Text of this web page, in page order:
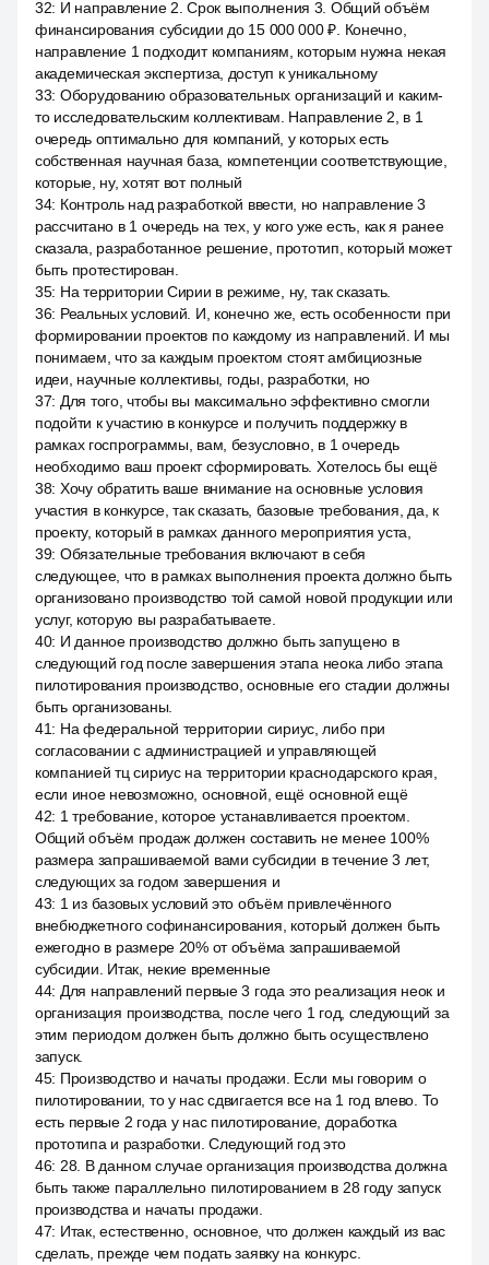
32: И направление 2. Срок выполнения 3. Общий объём
финансирования субсидии до 15 000 000 ₽. Конечно,
направление 1 подходит компаниям, которым нужна некая
академическая экспертиза, доступ к уникальному
33: Оборудованию образовательных организаций и каким-
то исследовательским коллективам. Направление 2, в 1
очередь оптимально для компаний, у которых есть
собственная научная база, компетенции соответствующие,
которые, ну, хотят вот полный
34: Контроль над разработкой ввести, но направление 3
рассчитано в 1 очередь на тех, у кого уже есть, как я ранее
сказала, разработанное решение, прототип, который может
быть протестирован.
35: На территории Сирии в режиме, ну, так сказать.
36: Реальных условий. И, конечно же, есть особенности при
формировании проектов по каждому из направлений. И мы
понимаем, что за каждым проектом стоят амбициозные
идеи, научные коллективы, годы, разработки, но
37: Для того, чтобы вы максимально эффективно смогли
подойти к участию в конкурсе и получить поддержку в
рамках госпрограммы, вам, безусловно, в 1 очередь
необходимо ваш проект сформировать. Хотелось бы ещё
38: Хочу обратить ваше внимание на основные условия
участия в конкурсе, так сказать, базовые требования, да, к
проекту, который в рамках данного мероприятия уста,
39: Обязательные требования включают в себя
следующее, что в рамках выполнения проекта должно быть
организовано производство той самой новой продукции или
услуг, которую вы разрабатываете.
40: И данное производство должно быть запущено в
следующий год после завершения этапа неока либо этапа
пилотирования производство, основные его стадии должны
быть организованы.
41: На федеральной территории сириус, либо при
согласовании с администрацией и управляющей
компанией тц сириус на территории краснодарского края,
если иное невозможно, основной, ещё основной ещё
42: 1 требование, которое устанавливается проектом.
Общий объём продаж должен составить не менее 100%
размера запрашиваемой вами субсидии в течение 3 лет,
следующих за годом завершения и
43: 1 из базовых условий это объём привлечённого
внебюджетного софинансирования, который должен быть
ежегодно в размере 20% от объёма запрашиваемой
субсидии. Итак, некие временные
44: Для направлений первые 3 года это реализация неок и
организация производства, после чего 1 год, следующий за
этим периодом должен быть должно быть осуществлено
запуск.
45: Производство и начаты продажи. Если мы говорим о
пилотировании, то у нас сдвигается все на 1 год влево. То
есть первые 2 года у нас пилотирование, доработка
прототипа и разработки. Следующий год это
46: 28. В данном случае организация производства должна
быть также параллельно пилотированием в 28 году запуск
производства и начаты продажи.
47: Итак, естественно, основное, что должен каждый из вас
сделать, прежде чем подать заявку на конкурс.